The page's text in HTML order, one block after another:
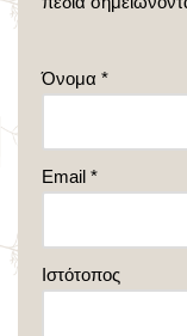
Όνομα *
Email *
Ιστότοπος